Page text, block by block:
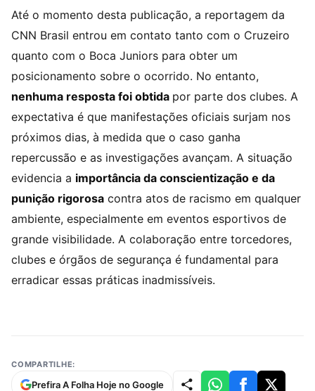
Até o momento desta publicação, a reportagem da
CNN Brasil entrou em contato tanto com o Cruzeiro
quanto com o Boca Juniors para obter um
posicionamento sobre o ocorrido. No entanto,
nenhuma resposta foi obtida por parte dos clubes. A
expectativa é que manifestações oficiais surjam nos
próximos dias, à medida que o caso ganha
repercussão e as investigações avançam. A situação
evidencia a importância da conscientização e da
punição rigorosa contra atos de racismo em qualquer
ambiente, especialmente em eventos esportivos de
grande visibilidade. A colaboração entre torcedores,
clubes e órgãos de segurança é fundamental para
erradicar essas práticas inadmissíveis.
COMPARTILHE:
Prefira A Folha Hoje no Google